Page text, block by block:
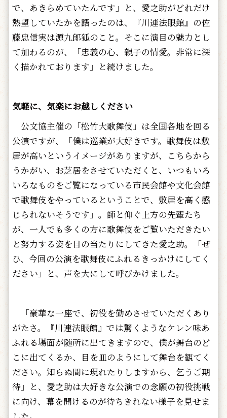
で、あきらめていたんです」と、愛之助がどれだけ
熱望していたかを語ったのは、『川連法眼館』の佐
藤忠信実は源九郎狐のこと。そこに演目の魅力とし
て加わるのが、「忠義の心、親子の情愛。非常に深
く描かれております」と続けました。
気軽に、気楽にお越しください
公文協主催の「松竹大歌舞伎」は全国各地を回る
公演ですが、「僕は巡業が大好きです。歌舞伎は敷
居が高いというイメージがありますが、こちらから
うかがい、お芝居をさせていただくと、いつもいろ
いろなものをご覧になっている市民会館や文化会館
で歌舞伎をやっているということで、敷居を高く感
じられないそうです」。師と仰ぐ上方の先輩たち
が、一人でも多くの方に歌舞伎をご覧いただきたい
と努力する姿を目の当たりにしてきた愛之助。「ぜ
ひ、今回の公演を歌舞伎にふれるきっかけにしてく
ださい」と、声を大にして呼びかけました。
「豪華な一座で、初役を勤めさせていただくあり
がたさ。『川連法眼館』では驚くようなケレン味あ
ふれる場面が随所に出てきますので、僕が舞台のど
こに出てくるか、目を皿のようにして舞台を観てく
ださい。知らぬ間に現れたりしますから、乞うご期
待」と、愛之助は大好きな公演での念願の初役挑戦
に向け、幕を開けるのが待ちきれない様子を見せま